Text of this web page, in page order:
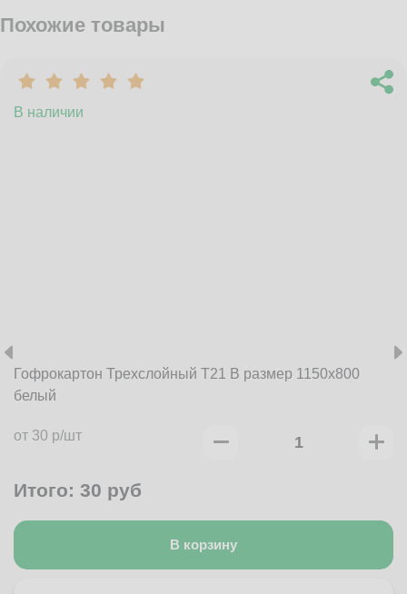
Похожие товары
В наличии
Гофрокартон Трехслойный Т21 B размер 1150x800
белый
от 30 р/шт
Итого: 30 руб
В корзину